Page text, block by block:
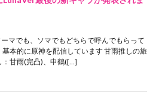
マでも、ソマでもどちらで呼んでもらって
基本的に原神を配信しています 甘雨推しの旅
：甘雨(完凸)、申鶴([…]